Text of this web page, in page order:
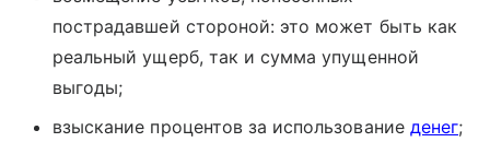
пострадавшей стороной: это может быть как
реальный ущерб, так и сумма упущенной
выгоды;
взыскание процентов за использование денег;